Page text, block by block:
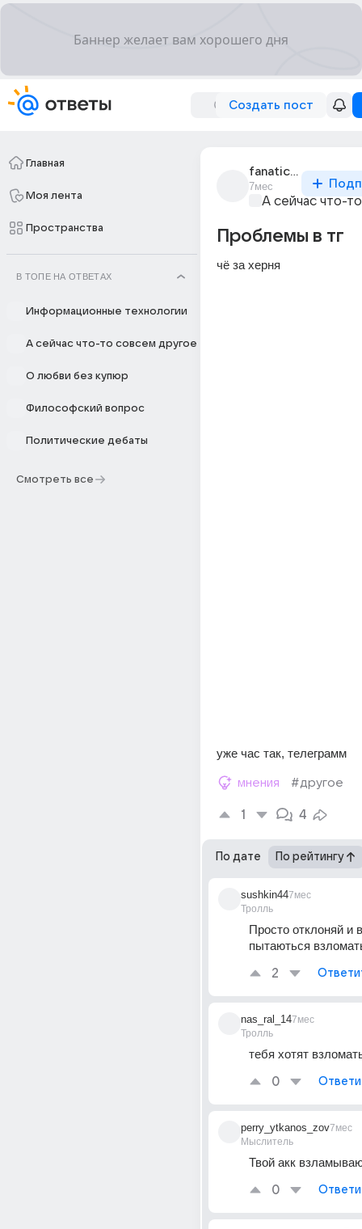
Создать пост
Главная
Моя лента
Пространства
В ТОПЕ НА ОТВЕТАХ
Информационные технологии
А сейчас что-то совсем другое
О любви без купюр
Философский вопрос
Политические дебаты
Смотреть все
fanatical_9754
7мес
А сейчас что-
Проблемы в тг
чё за херня
уже час так, телеграмм
мнения #другое
1 4
По дате По рейтингу
sushkin44
Тролль
7мес
Просто отклоняй и
пытаються
2
nas_ral_14
Тролль
7мес
тебя хотят
0
perry_ytkanos_zov
Мыслитель
7мес
Твой акк
0